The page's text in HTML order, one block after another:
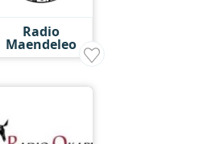
Radio
Maendeleo